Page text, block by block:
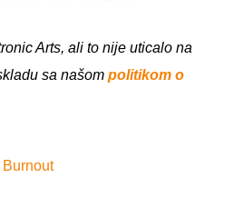
Arts, ali to nije uticalo na
sa našom politikom o
Burnout